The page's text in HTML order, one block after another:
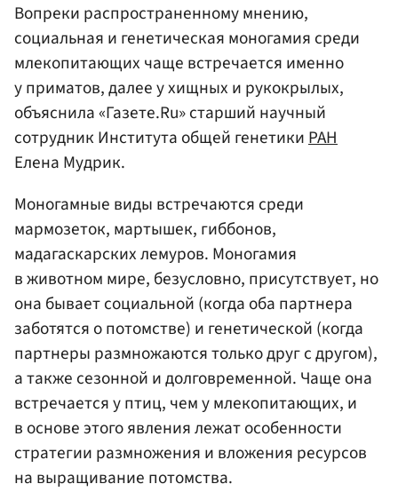
Вопреки распространенному мнению,
социальная и генетическая моногамия среди
млекопитающих чаще встречается именно
у приматов, далее у хищных и рукокрылых,
объяснила «Газете.Ru» старший научный
сотрудник Института общей генетикиРАН
Елена Мудрик.
Моногамные виды встречаются среди
мармозеток, мартышек, гиббонов,
мадагаскарских лемуров. Моногамия
в животном мире, безусловно, присутствует, но
она бывает социальной (когда оба партнера
заботятся о потомстве) и генетической (когда
партнеры размножаются только друг с другом),
а также сезонной и долговременной. Чаще она
встречается у птиц, чем у млекопитающих, и
в основе этого явления лежат особенности
стратегии размножения и вложения ресурсов
на выращивание потомства.